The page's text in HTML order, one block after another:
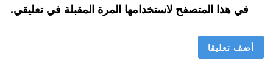
في هذا المتصفح لاستخدامها المرة المقبلة في تعليقي.